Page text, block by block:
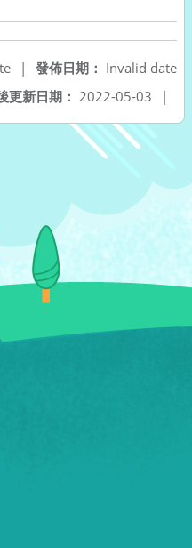
發佈日期： Invalid date
|
更新日期： 2022-05-03 |